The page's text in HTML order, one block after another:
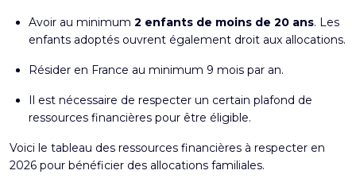
Avoir au minimum 2 enfants de moins de 20 ans. Les
enfants adoptés ouvrent également droit aux allocations.
Résider en France au minimum 9 mois par an.
Il est nécessaire de respecter un certain plafond de
ressources financières pour être éligible.
Voici le tableau des ressources financières à respecter en
2026 pour bénéficier des allocations familiales.